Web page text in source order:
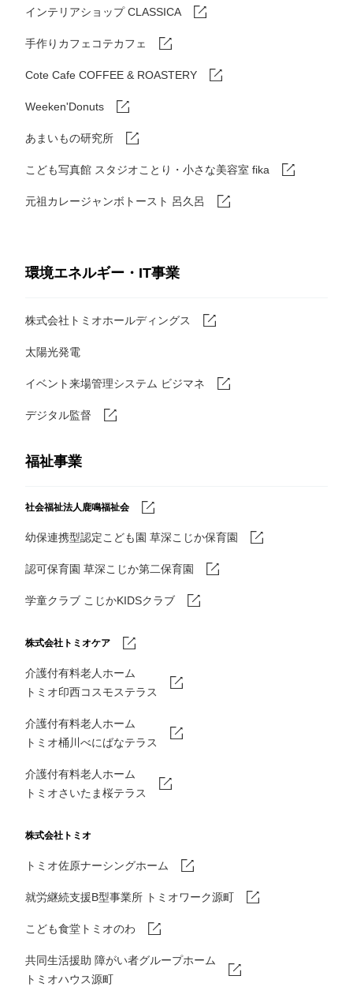
インテリアショップ CLASSICA
手作りカフェコテカフェ
Cote Cafe COFFEE & ROASTERY
Weeken'Donuts
あまいもの研究所
こども写真館 スタジオことり・小さな美容室 fika
元祖カレージャンボトースト 呂久呂
環境エネルギー・IT事業
株式会社トミオホールディングス
太陽光発電
イベント来場管理システム ビジマネ
デジタル監督
福祉事業
社会福祉法人鹿鳴福祉会
幼保連携型認定こども園 草深こじか保育園
認可保育園 草深こじか第二保育園
学童クラブ こじかKIDSクラブ
株式会社トミオケア
介護付有料老人ホーム
トミオ印西コスモステラス
介護付有料老人ホーム
トミオ桶川べにばなテラス
介護付有料老人ホーム
トミオさいたま桜テラス
株式会社トミオ
トミオ佐原ナーシングホーム
就労継続支援B型事業所 トミオワーク源町
こども食堂トミオのわ
共同生活援助 障がい者グループホーム
トミオハウス源町